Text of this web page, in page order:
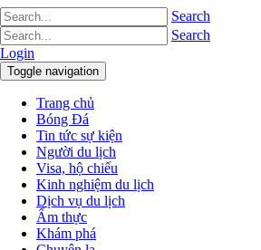
Search
Search
Login
Toggle navigation
Trang chủ
Bóng Đá
Tin tức sự kiện
Người du lịch
Visa, hộ chiếu
Kinh nghiệm du lịch
Dịch vụ du lịch
Ẩm thực
Khám phá